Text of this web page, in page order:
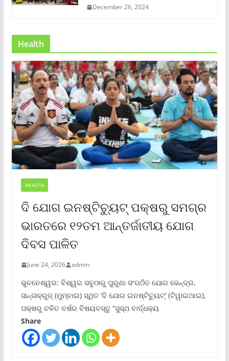
December 26, 2024
Health
HEALTH
ଦି ଯୋଗ ଇନଷ୍ଟିଚ୍ୟୁଟ୍ ପକ୍ଷରୁ ସମଗ୍ର
ଭାରତରେ ୧୨ତମ ଆନ୍ତର୍ଜାତୀୟ ଯୋଗ
ଦିବସ ପାଳିତ
June 24, 2026 admin
ଭୁବନେଶ୍ୱର: ବିଶ୍ୱର ସବୁଠାରୁ ପୁରୁଣା ସଂଗଠିତ ଯୋଗ କେନ୍ଦ୍ର,
ସାନ୍ତାକ୍ରୁଜ୍ (ମୁମ୍ବାଇ) ସ୍ଥିତ ‘ଦି ଯୋଗ ଇନଷ୍ଟିଚ୍ୟୁଟ୍‌’ (ଟିୱାଇଆଇ),
ପକ୍ଷରୁ ଚଳିତ ବର୍ଷର ବିଷୟବସ୍ତୁ “ସୁସ୍ଥ ବାର୍ଦ୍ଧକ୍ୟ
Share